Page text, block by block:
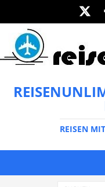
REISEN